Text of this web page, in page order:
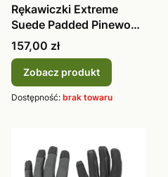
Rękawiczki Extreme
Suede Padded Pinewood
z membraną 1501-135
Cena
157,00 zł
Zobacz produkt
Dostępność: brak towaru